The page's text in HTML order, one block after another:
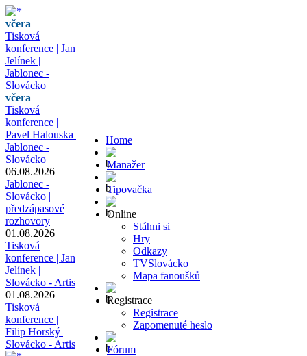
včera
Tisková
konference | Jan
Jelínek |
Jablonec -
Slovácko
včera
Tisková
konference |
Pavel Halouska |
Jablonec -
Slovácko
06.08.2026
Jablonec -
Slovácko |
předzápasové
rozhovory
01.08.2026
Tisková
konference | Jan
Jelínek |
Slovácko - Artis
01.08.2026
Tisková
konference |
Filip Horský |
Slovácko - Artis
Home
Manažer
Tipovačka
Online
Stáhni si
Hry
Odkazy
TVSlovácko
Mapa fanoušků
Registrace
Registrace
Zapomenuté heslo
Fórum